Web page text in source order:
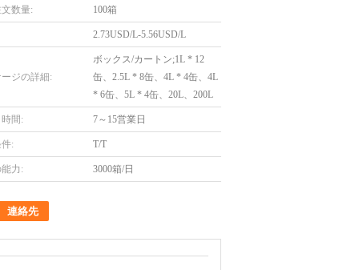
数量: 100箱
2.73USD/L-5.56USD/L
ジの詳細:
ボックス/カートン;1L * 12
缶、2.5L * 8缶、4L * 4缶、4L
* 6缶、5L * 4缶、20L、200L
間: 7～15営業日
: T/T
力: 3000箱/日
連絡先